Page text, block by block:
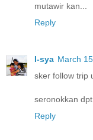
mutawir kan...
Reply
I-sya March
sker follow trip
seronokkan
Reply